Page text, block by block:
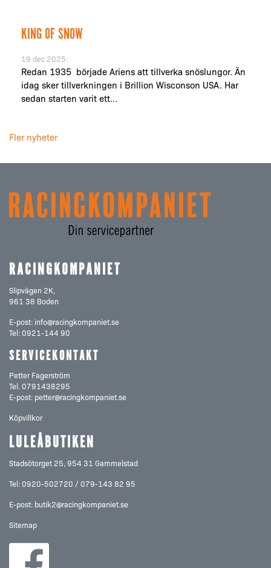
KING OF SNOW
19 dec 2025:
Redan 1935 började Ariens att tillverka snöslungor. Än
idag sker tillverkningen i Brillion Wisconson USA. Har
sedan starten varit ett...
Fler nyheter
RACINGKOMPANIET
Slipvägen 2K,
961 38 Boden
E-post: info@racingkompaniet.se
Tel:0921-144 90
SERVICEKONTAKT
Petter Fagerström
Tel. 0791438295
E-post: petter@racingkompaniet.se
Köpvillkor
LULEÅBUTIKEN
Stadsötorget 25, 954 31 Gammelstad
Tel: 0920-502720 / 079-143 82 95
E-post: butik2@racingkompaniet.se
Sitemap